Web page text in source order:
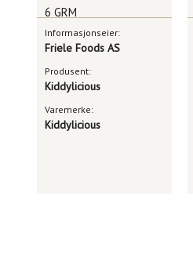
6 GRM
Informasjonseier:
Friele Foods AS
Produsent:
Kiddylicious
Varemerke:
Kiddylicious